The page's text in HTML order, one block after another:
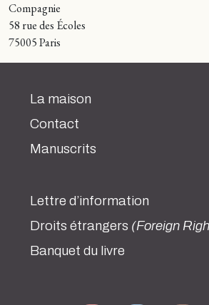
Compagnie
58 rue des Écoles
75005 Paris
La maison
Contact
Manuscrits
Lettre d’information
Droits étrangers (Foreign
Banquet du livre